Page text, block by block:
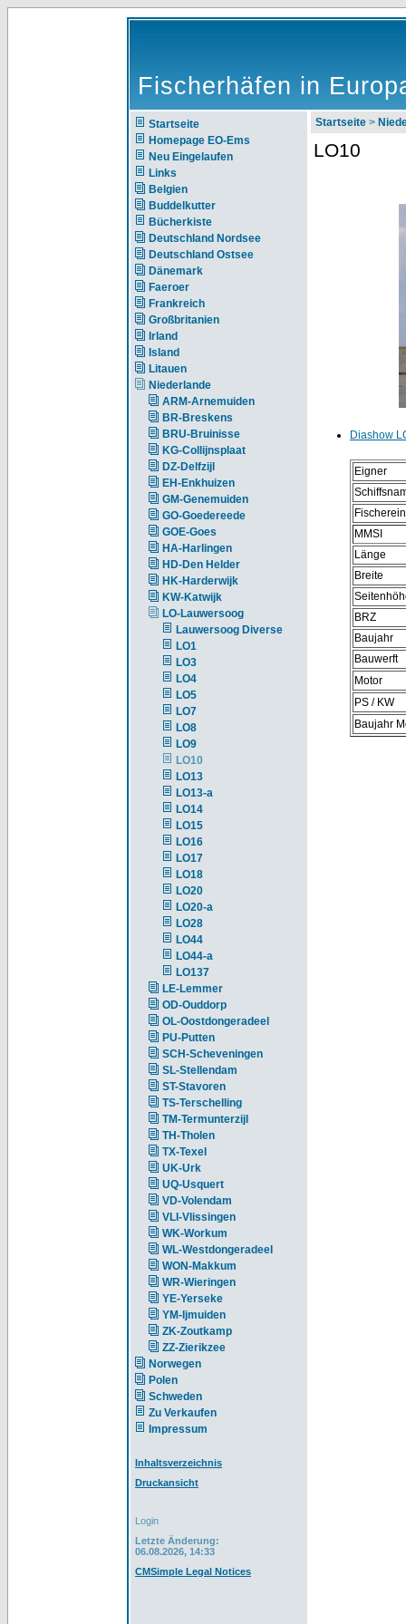
Fischerhäfen in
Startseite
Homepage EO-Ems
Neu Eingelaufen
Links
Belgien
Buddelkutter
Bücherkiste
Deutschland Nordsee
Deutschland Ostsee
Dänemark
Faeroer
Frankreich
Großbritanien
Irland
Island
Litauen
Niederlande
ARM-Arnemuiden
BR-Breskens
BRU-Bruinisse
KG-Collijnsplaat
DZ-Delfzijl
EH-Enkhuizen
GM-Genemuiden
GO-Goedereede
GOE-Goes
HA-Harlingen
HD-Den Helder
HK-Harderwijk
KW-Katwijk
LO-Lauwersoog
Lauwersoog Diverse
LO1
LO3
LO4
LO5
LO7
LO8
LO9
LO10
LO13
LO13-a
LO14
LO15
LO16
LO17
LO18
LO20
LO20-a
LO28
LO44
LO44-a
LO137
LE-Lemmer
OD-Ouddorp
OL-Oostdongeradeel
PU-Putten
SCH-Scheveningen
SL-Stellendam
ST-Stavoren
TS-Terschelling
TM-Termunterzijl
TH-Tholen
TX-Texel
UK-Urk
UQ-Usquert
VD-Volendam
VLI-Vlissingen
WK-Workum
WL-Westdongeradeel
WON-Makkum
WR-Wieringen
YE-Yerseke
YM-Ijmuiden
ZK-Zoutkamp
ZZ-Zierikzee
Norwegen
Polen
Schweden
Zu Verkaufen
Impressum
Inhaltsverzeichnis
Druckansicht
Login
Letzte Änderung:
06.08.2026, 14:33
CMSimple Legal Notices
Startseite >
LO10
Diashow
Eigner
MMSI
Länge
Breite
BRZ
Baujahr
Bauwerft
Motor
PS / KW
Baujahr